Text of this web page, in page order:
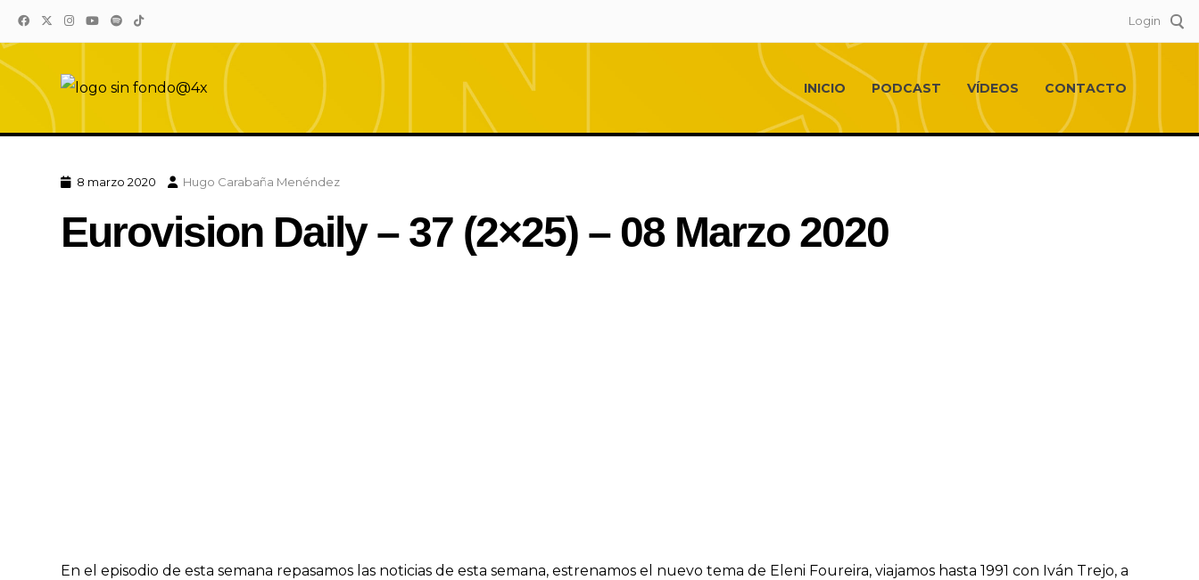
Login
Eurovision Sound
El sonido de Eurovision está aquí
INICIO PODCAST VÍDEOS CONTACTO
8 marzo 2020 Hugo Carabaña Menéndez
Eurovision Daily – 37 (2×25) – 08 Marzo 2020
En el episodio de esta semana repasamos las noticias de esta semana, estrenamos el nuevo tema de Eleni Foureira, viajamos hasta 1991 con Iván Trejo, a